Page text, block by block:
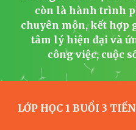
còn là hành trình
chuyên môn, kết hợp
tâm lý hiện đại và
công việc, cuộc
LỚP HỌC 1 BUỔI 3